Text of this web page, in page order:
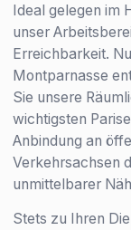
Ideal gelegen im
unser
Erreichbarkeit.
Montparnasse
Sie unsere
wichtigsten
Anbindung an
Verkehrsachsen
unmittelbarer
Stets zu Ihren